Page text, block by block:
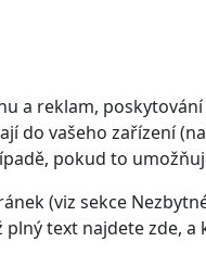
a reklam,
do vašeho zařízení
pokud to
(viz sekce
plný text najdetezde, a